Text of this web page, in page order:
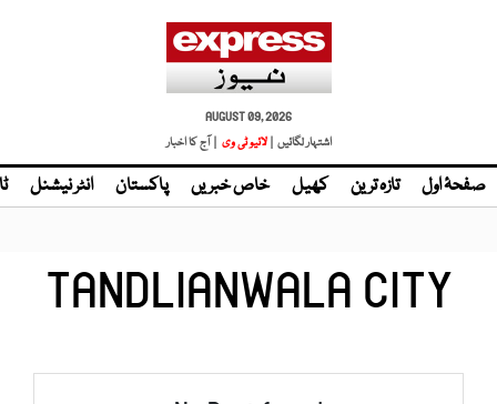
AUGUST 09, 2026
اشتہار لگائیں |
| آج کا اخبار
صفحۂ اول تازہ ترین کھیل خاص خبریں پاکستان انٹر نیشنل
TANDLIANWALA CITY